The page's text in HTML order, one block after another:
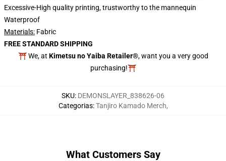
Excessive-High quality printing, trustworthy to the mannequin
Waterproof
Materials: Fabric
FREE STANDARD SHIPPING
⛩️ We, at Kimetsu no Yaiba Retailer®, want you a very good
purchasing!⛩️
SKU: DEMONSLAYER_838626-06
Categorias:Tanjiro Kamado Merch,
What Customers Say